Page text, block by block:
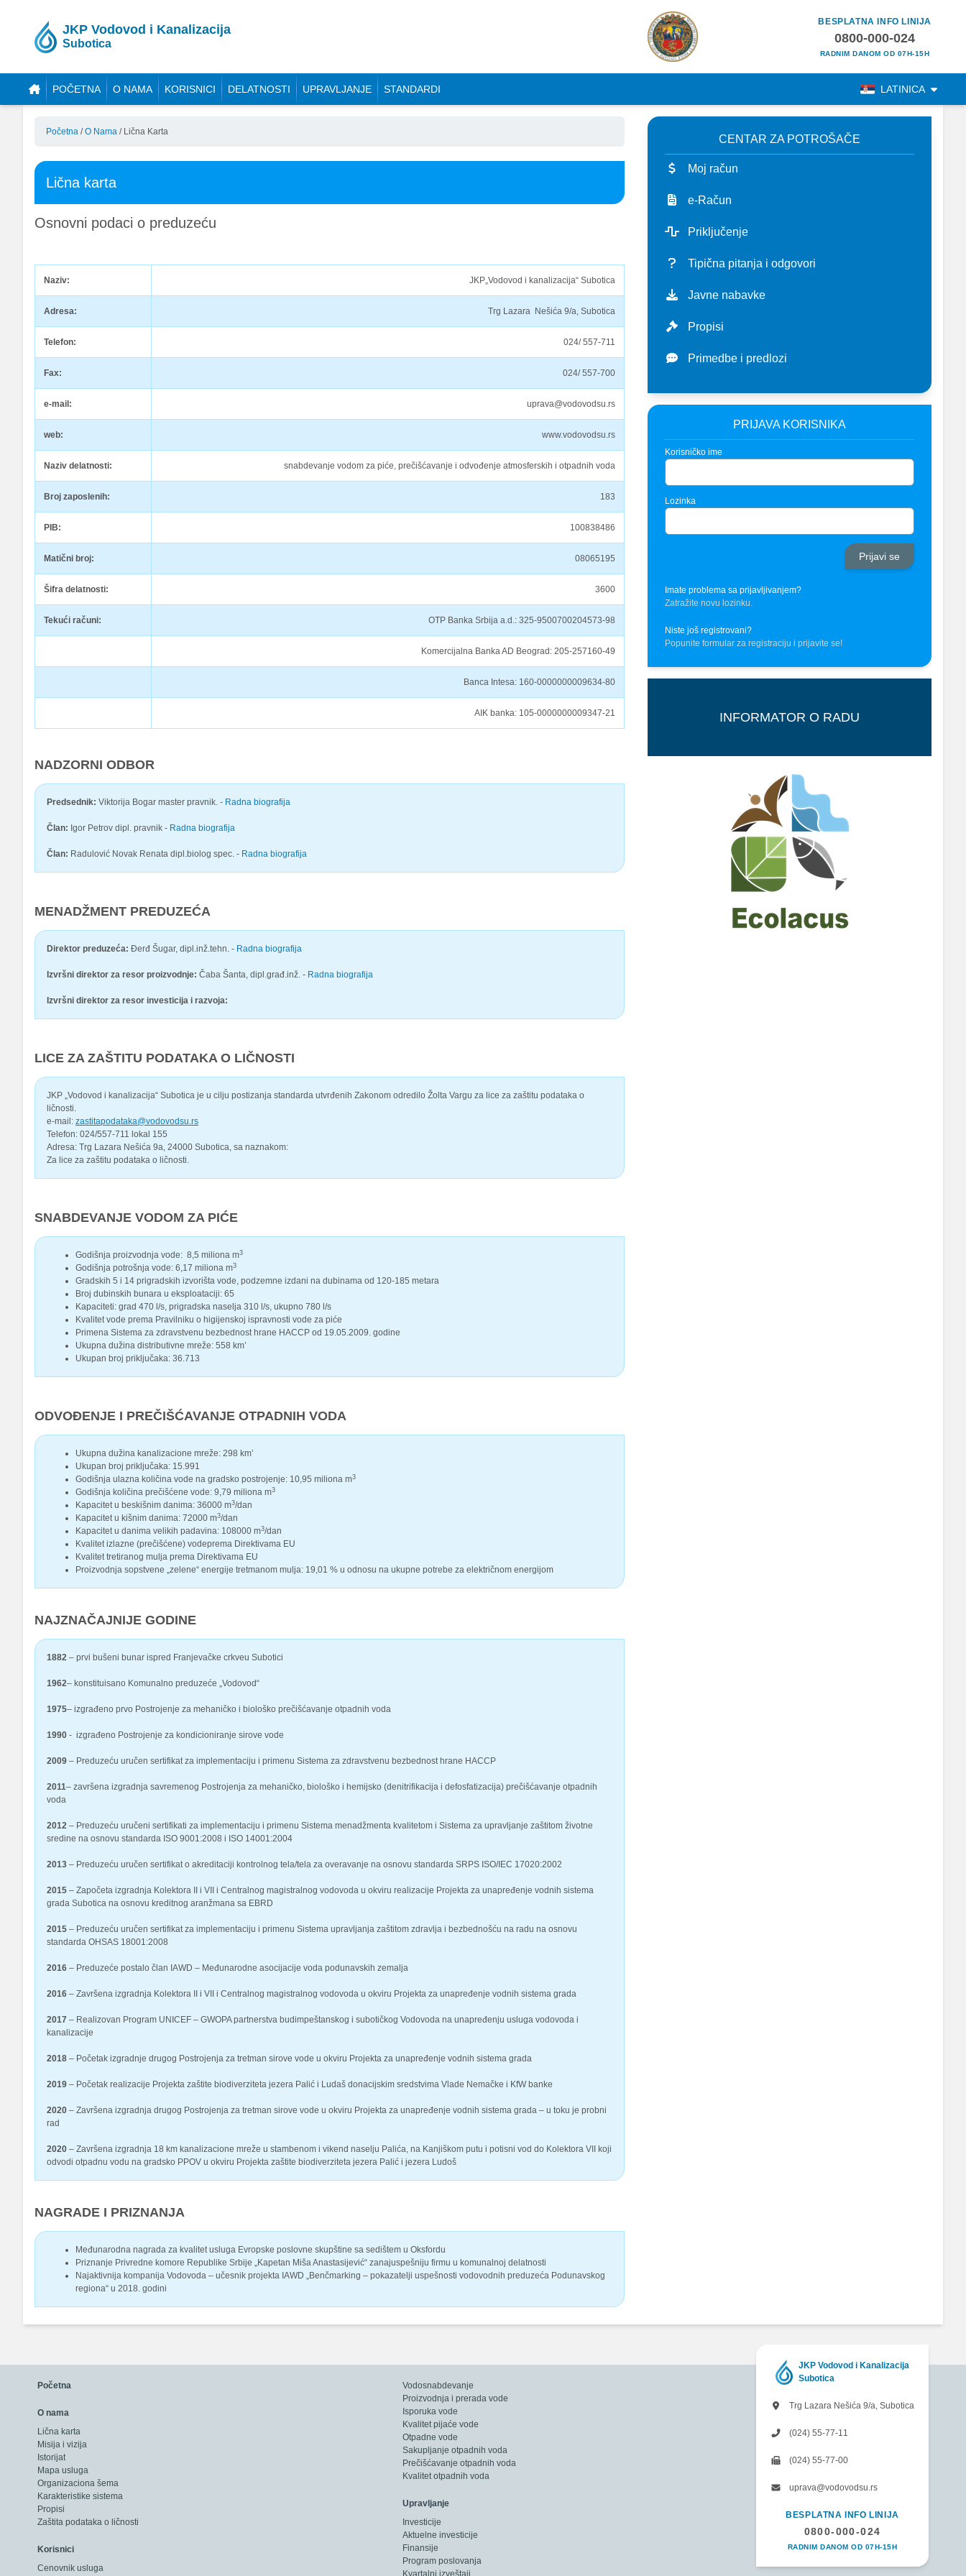
JKP Vodovod i Kanalizacija
Subotica
BESPLATNA INFO LINIJA
0800-000-024
RADNIM DANOM OD 07H-15H
POČETNA O NAMA KORISNICI DELATNOSTI UPRAVLJANJE STANDARDI LATINICA
Početna / O Nama / Lična Karta
Lična karta
Osnovni podaci o preduzeću
Naziv: JKP„Vodovod i kanalizacija“ Subotica
Adresa: Trg Lazara Nešića 9/a, Subotica
Telefon: 024/ 557-711
Fax: 024/ 557-700
e-mail: uprava@vodovodsu.rs
web: www.vodovodsu.rs
Naziv delatnosti: snabdevanje vodom za piće, prečišćavanje i odvođenje atmosferskih i otpadnih voda
Broj zaposlenih: 183
PIB: 100838486
Matični broj: 08065195
Šifra delatnosti: 3600
Tekući računi: OTP Banka Srbija a.d.: 325-9500700204573-98
Komercijalna Banka AD Beograd: 205-257160-49
Banca Intesa: 160-0000000009634-80
AIK banka: 105-0000000009347-21
NADZORNI ODBOR
Predsednik: Viktorija Bogar master pravnik. - Radna biografija
Član: Igor Petrov dipl. pravnik - Radna biografija
Član: Radulović Novak Renata dipl.biolog spec. - Radna biografija
MENADŽMENT PREDUZEĆA
Direktor preduzeća: Đerđ Šugar, dipl.inž.tehn. - Radna biografija
Izvršni direktor za resor proizvodnje: Čaba Šanta, dipl.građ.inž. - Radna biografija
Izvršni direktor za resor investicija i razvoja:
LICE ZA ZAŠTITU PODATAKA O LIČNOSTI
JKP „Vodovod i kanalizacija“ Subotica je u cilju postizanja standarda utvrđenih Zakonom odredilo Žolta Vargu za lice za zaštitu podataka o
ličnosti.
e-mail: zastitapodataka@vodovodsu.rs
Telefon: 024/557-711 lokal 155
Adresa: Trg Lazara Nešića 9a, 24000 Subotica, sa naznakom:
Za lice za zaštitu podataka o ličnosti.
SNABDEVANJE VODOM ZA PIĆE
Godišnja proizvodnja vode: 8,5 miliona m3
Godišnja potrošnja vode: 6,17 miliona m3
Gradskih 5 i 14 prigradskih izvorišta vode, podzemne izdani na dubinama od 120-185 metara
Broj dubinskih bunara u eksploataciji: 65
Kapaciteti: grad 470 l/s, prigradska naselja 310 l/s, ukupno 780 l/s
Kvalitet vode prema Pravilniku o higijenskoj ispravnosti vode za piće
Primena Sistema za zdravstvenu bezbednost hrane HACCP od 19.05.2009. godine
Ukupna dužina distributivne mreže: 558 km’
Ukupan broj priključaka: 36.713
ODVOĐENJE I PREČIŠĆAVANJE OTPADNIH VODA
Ukupna dužina kanalizacione mreže: 298 km’
Ukupan broj priključaka: 15.991
Godišnja ulazna količina vode na gradsko postrojenje: 10,95 miliona m3
Godišnja količina prečišćene vode: 9,79 miliona m3
Kapacitet u beskišnim danima: 36000 m3/dan
Kapacitet u kišnim danima: 72000 m3/dan
Kapacitet u danima velikih padavina: 108000 m3/dan
Kvalitet izlazne (prečišćene) vodeprema Direktivama EU
Kvalitet tretiranog mulja prema Direktivama EU
Proizvodnja sopstvene „zelene“ energije tretmanom mulja: 19,01 % u odnosu na ukupne potrebe za električnom energijom
NAJZNAČAJNIJE GODINE
1882 – prvi bušeni bunar ispred Franjevačke crkveu Subotici
1962– konstituisano Komunalno preduzeće „Vodovod“
1975– izgrađeno prvo Postrojenje za mehaničko i biološko prečišćavanje otpadnih voda
1990 - izgrađeno Postrojenje za kondicioniranje sirove vode
2009 – Preduzeću uručen sertifikat za implementaciju i primenu Sistema za zdravstvenu bezbednost hrane HACCP
2011– završena izgradnja savremenog Postrojenja za mehaničko, biološko i hemijsko (denitrifikacija i defosfatizacija) prečišćavanje otpadnih
voda
2012 – Preduzeću uručeni sertifikati za implementaciju i primenu Sistema menadžmenta kvalitetom i Sistema za upravljanje zaštitom životne
sredine na osnovu standarda ISO 9001:2008 i ISO 14001:2004
2013 – Preduzeću uručen sertifikat o akreditaciji kontrolnog tela/tela za overavanje na osnovu standarda SRPS ISO/IEC 17020:2002
2015 – Započeta izgradnja Kolektora II i VII i Centralnog magistralnog vodovoda u okviru realizacije Projekta za unapređenje vodnih sistema
grada Subotica na osnovu kreditnog aranžmana sa EBRD
2015 – Preduzeću uručen sertifikat za implementaciju i primenu Sistema upravljanja zaštitom zdravlja i bezbednošću na radu na osnovu
standarda OHSAS 18001:2008
2016 – Preduzeće postalo član IAWD – Međunarodne asocijacije voda podunavskih zemalja
2016 – Završena izgradnja Kolektora II i VII i Centralnog magistralnog vodovoda u okviru Projekta za unapređenje vodnih sistema grada
2017 – Realizovan Program UNICEF – GWOPA partnerstva budimpeštanskog i subotičkog Vodovoda na unapređenju usluga vodovoda i
kanalizacije
2018 – Početak izgradnje drugog Postrojenja za tretman sirove vode u okviru Projekta za unapređenje vodnih sistema grada
2019 – Početak realizacije Projekta zaštite biodiverziteta jezera Palić i Ludaš donacijskim sredstvima Vlade Nemačke i KfW banke
2020 – Završena izgradnja drugog Postrojenja za tretman sirove vode u okviru Projekta za unapređenje vodnih sistema grada – u toku je probni
rad
2020 – Završena izgradnja 18 km kanalizacione mreže u stambenom i vikend naselju Palića, na Kanjiškom putu i potisni vod do Kolektora VII koji
odvodi otpadnu vodu na gradsko PPOV u okviru Projekta zaštite biodiverziteta jezera Palić i jezera Ludoš
NAGRADE I PRIZNANJA
Međunarodna nagrada za kvalitet usluga Evropske poslovne skupštine sa sedištem u Oksfordu
Priznanje Privredne komore Republike Srbije „Kapetan Miša Anastasijević“ zanajuspešniju firmu u komunalnoj delatnosti
Najaktivnija kompanija Vodovoda – učesnik projekta IAWD „Benčmarking – pokazatelji uspešnosti vodovodnih preduzeća Podunavskog
regiona“ u 2018. godini
CENTAR ZA POTROŠAČE
Moj račun
e-Račun
Priključenje
Tipična pitanja i odgovori
Javne nabavke
Propisi
Primedbe i predlozi
PRIJAVA KORISNIKA
Korisničko ime
Lozinka
Imate problema sa prijavljivanjem?
Zatražite novu lozinku.
Niste još registrovani?
Popunite formular za registraciju i prijavite se!
INFORMATOR O RADU
Početna
O nama
Lična karta
Misija i vizija
Istorijat
Mapa usluga
Organizaciona šema
Karakteristike sistema
Propisi
Zaštita podataka o ličnosti
Korisnici
Cenovnik usluga
Vodosnabdevanje
Proizvodnja i prerada vode
Isporuka vode
Kvalitet pijaće vode
Otpadne vode
Sakupljanje otpadnih voda
Prečišćavanje otpadnih voda
Kvalitet otpadnih voda
Upravljanje
Investicije
Aktuelne investicije
Finansije
Program poslovanja
Kvartalni izveštaji
JKP Vodovod i Kanalizacija
Subotica
Trg Lazara Nešića 9/a, Subotica
(024) 55-77-11
(024) 55-77-00
uprava@vodovodsu.rs
BESPLATNA INFO LINIJA
0800-000-024
RADNIM DANOM OD 07H-15H